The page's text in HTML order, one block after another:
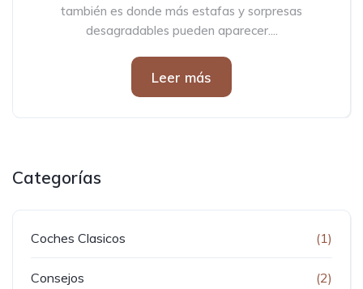
también es donde más estafas y sorpresas
desagradables pueden aparecer....
Leer más
Categorías
Coches Clasicos (1)
Consejos (2)